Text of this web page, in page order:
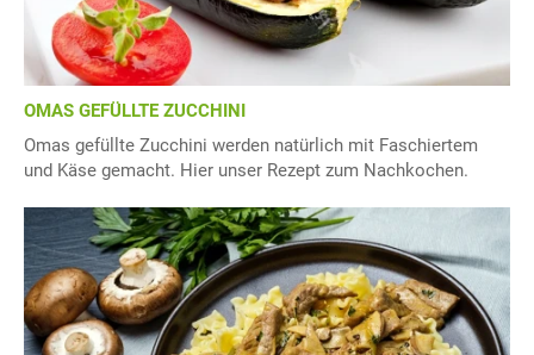
OMAS GEFÜLLTE ZUCCHINI
Omas gefüllte Zucchini werden natürlich mit Faschiertem
und Käse gemacht. Hier unser Rezept zum Nachkochen.